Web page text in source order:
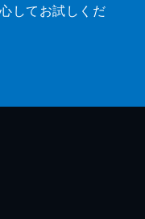
してお試しくだ